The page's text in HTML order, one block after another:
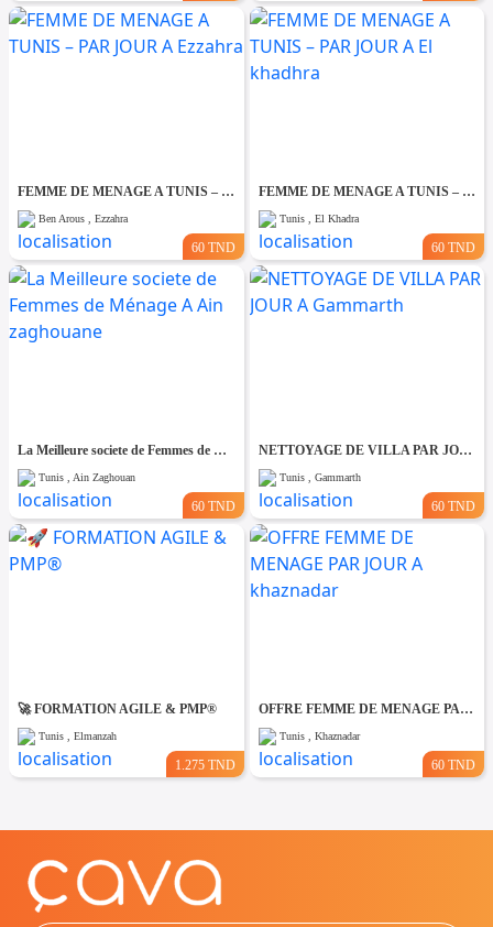
FEMME DE MENAGE A TUNIS – PAR JOUR A Ezzahra
Ben Arous , Ezzahra
60 TND
FEMME DE MENAGE A TUNIS – PAR JOUR A El khadhra
Tunis , El Khadra
60 TND
La Meilleure societe de Femmes de Ménage A Ain zaghouane
Tunis , Ain Zaghouan
60 TND
NETTOYAGE DE VILLA PAR JOUR A Gammarth
Tunis , Gammarth
60 TND
🚀 FORMATION AGILE & PMP®
Tunis , Elmanzah
1.275 TND
OFFRE FEMME DE MENAGE PAR JOUR A khaznadar
Tunis , Khaznadar
60 TND